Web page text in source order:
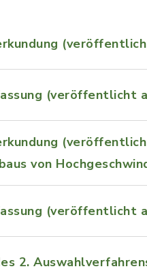
(veröffentlicht
von
(veröffentlicht
2.